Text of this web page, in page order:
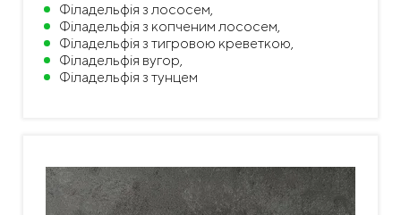
Філадельфія з лососем,
Філадельфія з копченим лососем,
Філадельфія з тигровою креветкою,
Філадельфія вугор,
Філадельфія з тунцем